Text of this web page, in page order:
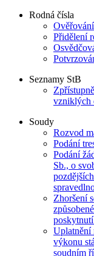
Rodná čísla
Přidělení
Seznamy StB
vzniklých
Soudy
Rozvod
Podání
Podání
Sb., o
Zhoršení
Uplatnění
výkonu
soudním